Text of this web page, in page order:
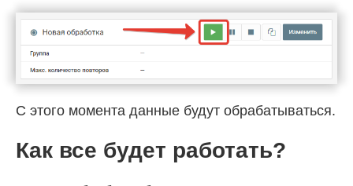
С этого момента данные будут обрабатываться.
Как все будет работать?